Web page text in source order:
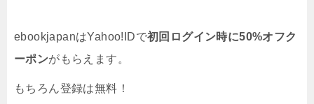
ebookjapanはYahoo!IDで初回ログイン時に50%オフク
ーポンがもらえます。
もちろん登録は無料！